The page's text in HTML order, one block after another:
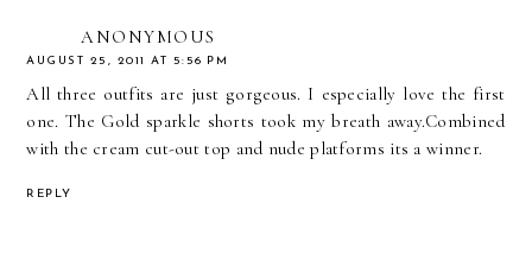
ANONYMOUS
AUGUST 25, 2011 AT 5:56 PM
All three outfits are just gorgeous. I especially love the first
one. The Gold sparkle shorts took my breath away.Combined
with the cream cut-out top and nude platforms its a winner.
REPLY